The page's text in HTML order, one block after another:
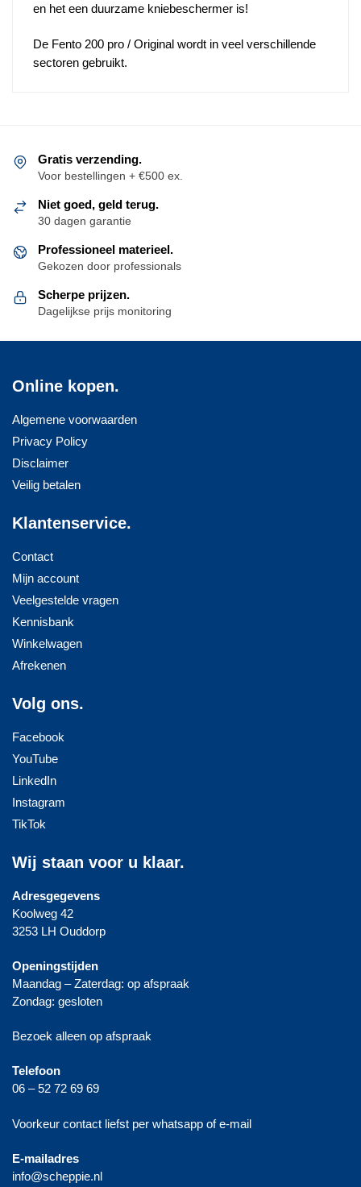
en het een duurzame kniebeschermer is!
De Fento 200 pro / Original wordt in veel verschillende
sectoren gebruikt.
Gratis verzending.
Voor bestellingen + €500 ex.
Niet goed, geld terug.
30 dagen garantie
Professioneel materieel.
Gekozen door professionals
Scherpe prijzen.
Dagelijkse prijs monitoring
Online kopen.
Algemene voorwaarden
Privacy Policy
Disclaimer
Veilig betalen
Klantenservice.
Contact
Mijn account
Veelgestelde vragen
Kennisbank
Winkelwagen
Afrekenen
Volg ons.
Facebook
YouTube
LinkedIn
Instagram
TikTok
Wij staan voor u klaar.
Adresgegevens
Koolweg 42
3253 LH Ouddorp
Openingstijden
Maandag – Zaterdag: op afspraak
Zondag: gesloten
Bezoek alleen op afspraak
Telefoon
06 – 52 72 69 69
Voorkeur contact liefst per whatsapp of e-mail
E-mailadres
info@scheppie.nl